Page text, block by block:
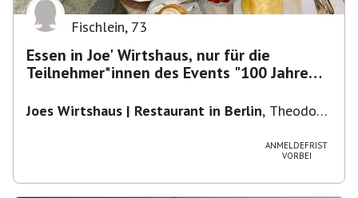
Fischlein, 73
Essen in Joe' Wirtshaus, nur für die
Teilnehmer*innen des Events "100 Jahre
Joes Wirtshaus | Restaurant in Berlin, Theodor-
ANMELDEFRIST
VORBEI